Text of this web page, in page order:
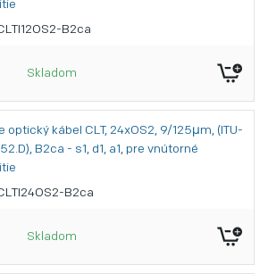
B2ca
Skladom
optický kábel CLT, 24xOS2, 9/125μm, (ITU-
B2ca - s1, d1, a1, pre vnútorné
B2ca
Skladom